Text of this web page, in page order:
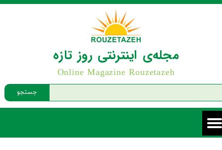
جستجو
مجله‌ی اینترنتی روز تازه
Online Magazine Rouzetazeh